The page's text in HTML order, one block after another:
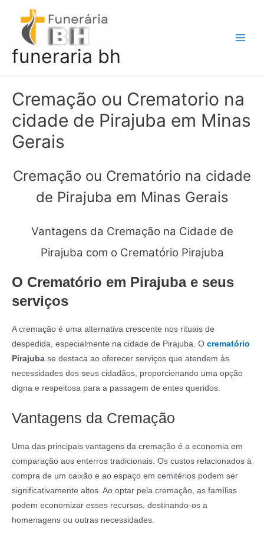
conteúdo
funeraria bh
Cremação ou Crematorio na
cidade de Pirajuba em Minas
Gerais
Cremação ou Crematório na cidade
de Pirajuba em Minas Gerais
Vantagens da Cremação na Cidade de
Pirajuba com o Crematório Pirajuba
O Crematório em Pirajuba e seus
serviços
A cremação é uma alternativa crescente nos rituais de
despedida, especialmente na cidade de Pirajuba. O crematório
Pirajuba se destaca ao oferecer serviços que atendem às
necessidades dos seus cidadãos, proporcionando uma opção
digna e respeitosa para a passagem de entes queridos.
Vantagens da Cremação
Uma das principais vantagens da cremação é a economia em
comparação aos enterros tradicionais. Os custos relacionados à
compra de um caixão e ao espaço em cemitérios podem ser
significativamente altos. Ao optar pela cremação, as famílias
podem economizar esses recursos, destinando-os a
homenagens ou outras necessidades.